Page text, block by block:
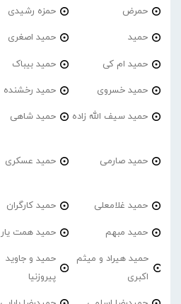
حمرض حمزه رشیدی
حمید حمید اصغری
حمید ام کی حمید بیباک
حمید خسروی حمید رخشنده
حمید سیف الله زاده حمید شاهی
حمید صارمی حمید عسکری
حمید غلامعلی حمید کارگران
حمید مبهم حمید همت یار
حمید هیراد و میثم
اکبری
حمید و جاوید
پیروزنیا